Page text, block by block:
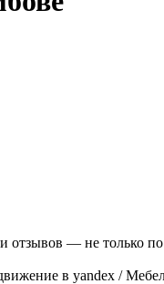
отзывов — не только
в yandex /